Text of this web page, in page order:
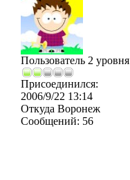
Пользователь 2 уровня
Присоединился:
2006/9/22 13:14
Откуда Воронеж
Сообщений: 56